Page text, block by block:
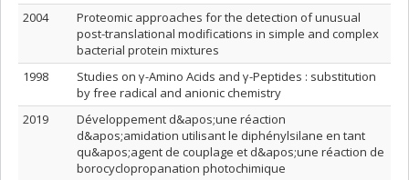
2004
Proteomic approaches for the detection of unusual
post-translational modifications in simple and complex
bacterial protein mixtures
1998
Studies on γ-Amino Acids and γ-Peptides : substitution
by free radical and anionic chemistry
2019
Développement d&apos;une réaction
d&apos;amidation utilisant le diphénylsilane en tant
qu&apos;agent de couplage et d&apos;une réaction de
borocyclopropanation photochimique